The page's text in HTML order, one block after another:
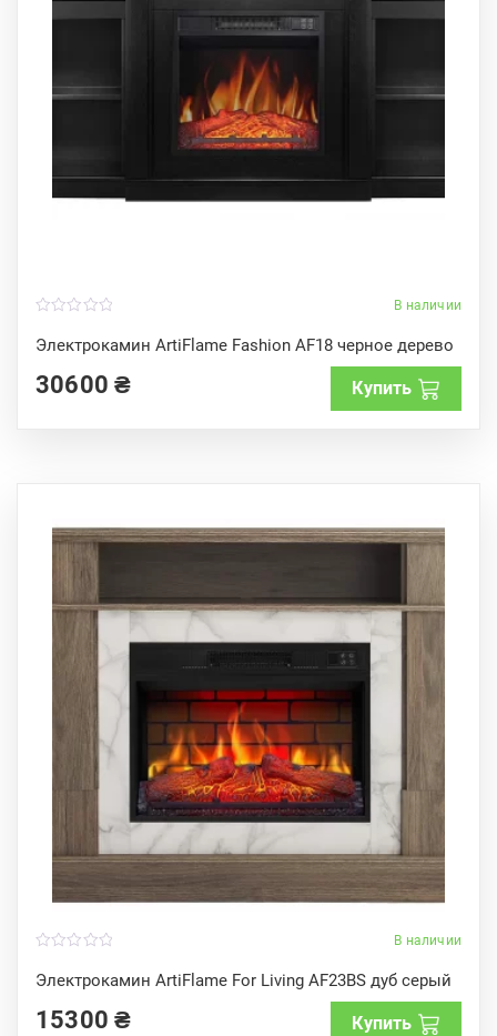
В наличии
Электрокамин ArtiFlame Fashion AF18 черное дерево
o
u
o
f
30600₴ Купить
В наличии
Электрокамин ArtiFlame For Living AF23BS дуб серый
o
u
o
15300₴ Купить